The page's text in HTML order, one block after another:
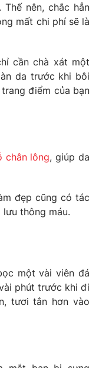
nên, chắc hẳn
mất chi phí sẽ là
cần chà xát một
da trước khi bôi
điểm của bạn
chân lông, giúp da
đẹp cũng có tác
thông máu.
một vài viên đá
phút trước khi đi
tươi tắn hơn vào